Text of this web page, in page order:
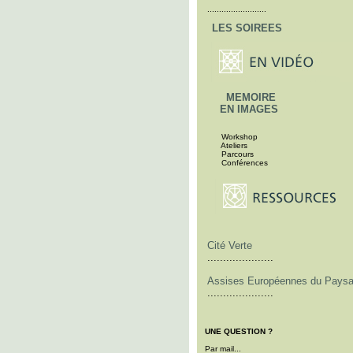
LES SOIREES
MEMOIRE
EN IMAGES
Workshop
Ateliers
Parcours
Conférences
Cité Verte
.....................
Assises Européennes du
.....................
UNE QUESTION ?
Par mail...